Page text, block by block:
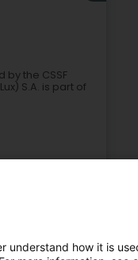
the CSSF
S.A. is part of
understand how it is